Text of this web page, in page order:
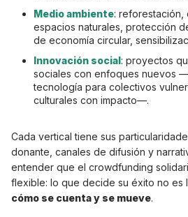
Medio ambiente: reforestación,
espacios naturales, protección
de economía circular,
Innovación social: proyectos
sociales con enfoques nuevos
tecnología para colectivos
culturales con impacto—.
Cada vertical tiene sus
donante, canales de difusión y
entender que el crowdfunding
flexible: lo que decide su éxito no es
cómo se cuenta y se mueve.